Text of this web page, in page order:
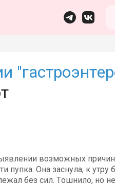
возможных
пупка. Она заснула, к
без сил. Тошнило, но